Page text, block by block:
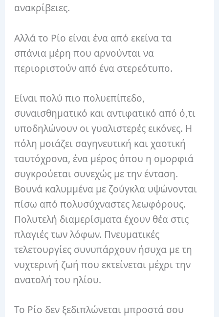
ανακρίβειες.
Αλλά το Ρίο είναι ένα από εκείνα τα
σπάνια μέρη που αρνούνται να
περιοριστούν από ένα στερεότυπο.
Είναι πολύ πιο πολυεπίπεδο,
συναισθηματικό και αντιφατικό από ό,τι
υποδηλώνουν οι γυαλιστερές εικόνες. Η
πόλη μοιάζει σαγηνευτική και χαοτική
ταυτόχρονα, ένα μέρος όπου η ομορφιά
συγκρούεται συνεχώς με την ένταση.
Βουνά καλυμμένα με ζούγκλα υψώνονται
πίσω από πολυσύχναστες λεωφόρους.
Πολυτελή διαμερίσματα έχουν θέα στις
πλαγιές των λόφων. Πνευματικές
τελετουργίες συνυπάρχουν ήσυχα με τη
νυχτερινή ζωή που εκτείνεται μέχρι την
ανατολή του ηλίου.
Το Ρίο δεν ξεδιπλώνεται μπροστά σου